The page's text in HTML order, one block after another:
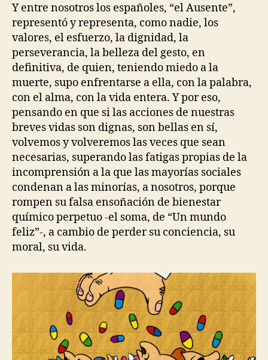
Y entre nosotros los españoles, “el Ausente”,
representó y representa, como nadie, los
valores, el esfuerzo, la dignidad, la
perseverancia, la belleza del gesto, en
definitiva, de quien, teniendo miedo a la
muerte, supo enfrentarse a ella, con la palabra,
con el alma, con la vida entera. Y por eso,
pensando en que si las acciones de nuestras
breves vidas son dignas, son bellas en sí,
volvemos y volveremos las veces que sean
necesarias, superando las fatigas propias de la
incomprensión a la que las mayorías sociales
condenan a las minorías, a nosotros, porque
rompen su falsa ensoñación de bienestar
químico perpetuo -el soma, de “Un mundo
feliz”-, a cambio de perder su conciencia, su
moral, su vida.